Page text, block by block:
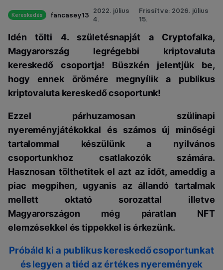
Kereskedés fancasey13 2022. július
4.
Frissítve: 2026. július
15.
Idén tölti 4. születésnapját a Cryptofalka,
Magyarország legrégebbi kriptovaluta
kereskedő csoportja! Büszkén jelentjük be,
hogy ennek örömére megnyílik a publikus
kriptovaluta kereskedő csoportunk!
Ezzel párhuzamosan szülinapi
nyereményjátékokkal és számos új minőségi
tartalommal készülünk a nyilvános
csoportunkhoz csatlakozók számára.
Hasznosan tölthetitek el azt az időt, ameddig a
piac megpihen, ugyanis az állandó tartalmak
mellett oktató sorozattal illetve
Magyarországon még páratlan NFT
elemzésekkel és tippekkel is érkezünk.
Próbáld ki a publikus kereskedő csoportunkat
és legyen a tiéd az értékes nyeremények